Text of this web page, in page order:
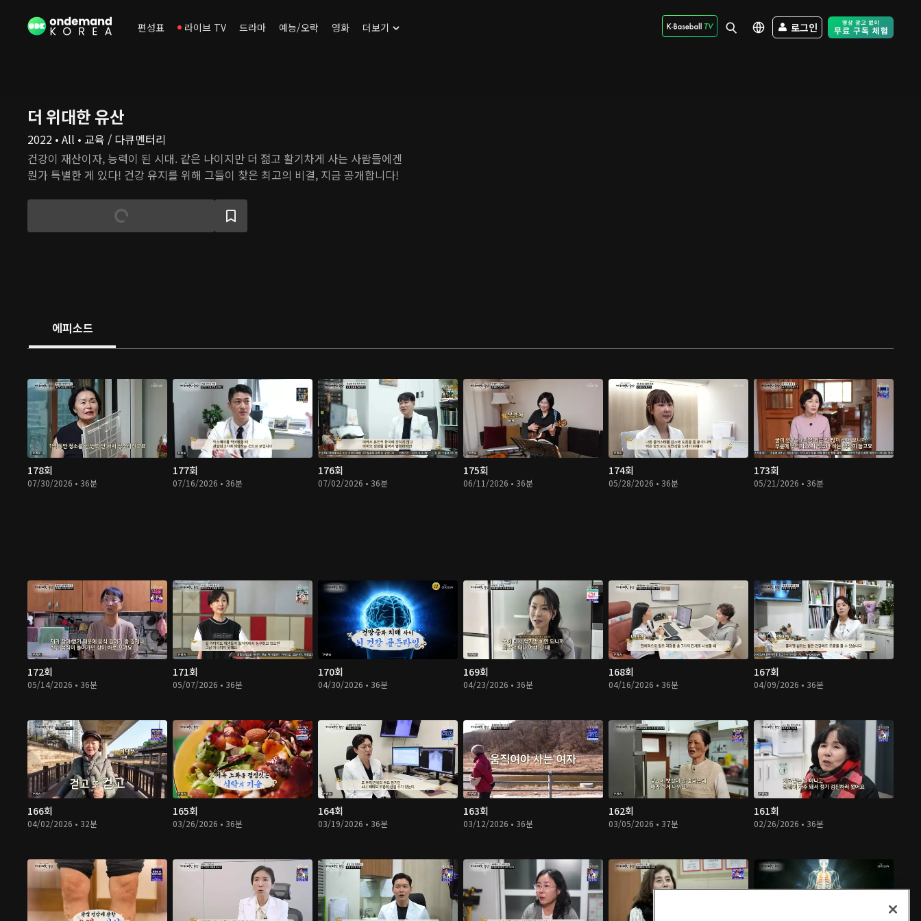
편성표 라이브 TV 드라마 예능/오락 영화 더보기 로그인 Free Trial -
더 위대한 유산
2022 • All • 교육 / 다큐멘터리
건강이 재산이자, 능력이 된 시대. 같은 나이지만 더 젊고 활기차게 사는 사람들에겐
뭔가 특별한 게 있다! 건강 유지를 위해 그들이 찾은 최고의 비결, 지금 공개합니다!
에피소드
178회
07/30/2026 • 36분
177회
07/16/2026 • 36분
176회
07/02/2026 • 36분
175회
06/11/2026 • 36분
174회
05/28/2026 • 36분
173회
05/21/2026 • 36분
172회
05/14/2026 • 36분
171회
05/07/2026 • 36분
170회
04/30/2026 • 36분
169회
04/23/2026 • 36분
168회
04/16/2026 • 36분
167회
04/09/2026 • 36분
166회
04/02/2026 • 32분
165회
03/26/2026 • 36분
164회
03/19/2026 • 36분
163회
03/12/2026 • 36분
162회
03/05/2026 • 37분
161회
02/26/2026 • 36분